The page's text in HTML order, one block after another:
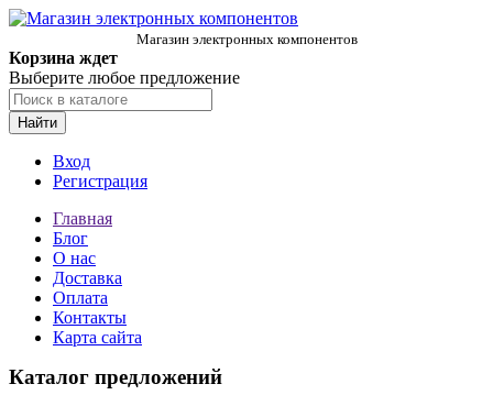
Магазин электронных компонентов
Корзина ждет
Выберите любое предложение
Найти
Вход
Регистрация
Главная
Блог
О нас
Доставка
Оплата
Контакты
Карта сайта
Каталог предложений